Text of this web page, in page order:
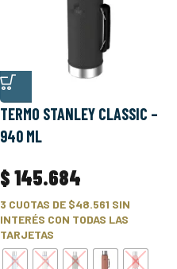
TERMO STANLEY CLASSIC –
940 ML
$145.684
3 CUOTAS DE $48.561 SIN
INTERÉS CON TODAS LAS
TARJETAS